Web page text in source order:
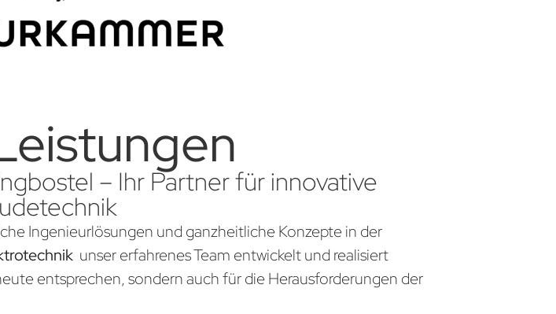
– Ihr Partner für innovative
Ingenieurlösungen und ganzheitliche Konzepte in der
unser erfahrenes Team entwickelt und realisiert
entsprechen, sondern auch für die Herausforderungen der